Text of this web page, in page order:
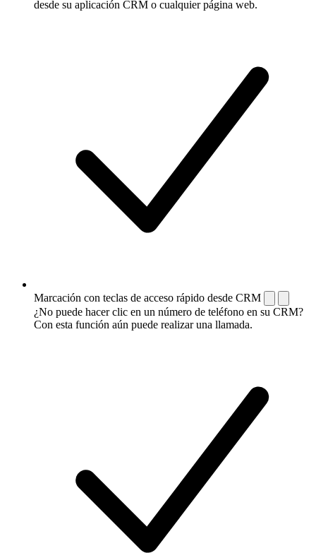
desde su aplicación CRM o cualquier página web.
Marcación con teclas de acceso rápido desde CRM
¿No puede hacer clic en un número de teléfono en su CRM?
Con esta función aún puede realizar una llamada.